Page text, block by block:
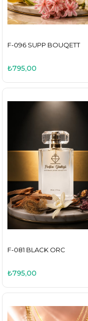
F-096 SUPP BOUQETT
₺795,00
F-081 BLACK ORC
₺795,00